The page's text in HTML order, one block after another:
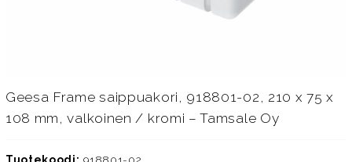
Geesa Frame saippuakori, 918801-02, 210 x 75 x
108 mm, valkoinen / kromi – Tamsale Oy